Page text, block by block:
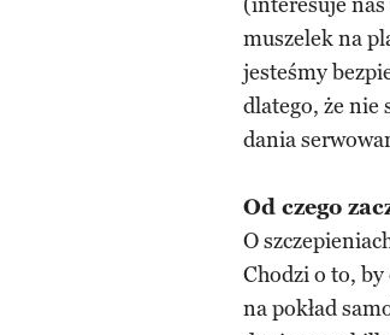
muszelek na
jesteśmy
dlatego, że nie
dania
Od czego
O
Chodzi o to,
na pokład